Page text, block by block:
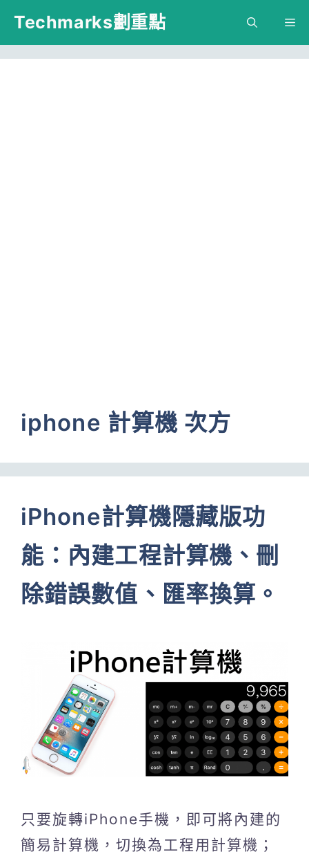
跳
主
Techmarks劃重點
iphone 計算機 次方
iPhone計算機隱藏版功
能：內建工程計算機、刪
除錯誤數值、匯率換算。
只要旋轉iPhone手機，即可將內建的
簡易計算機，切換為工程用計算機；